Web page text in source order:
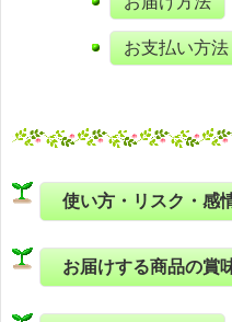
お支払い方法
使い方・リスク・感
お届けする商品の賞